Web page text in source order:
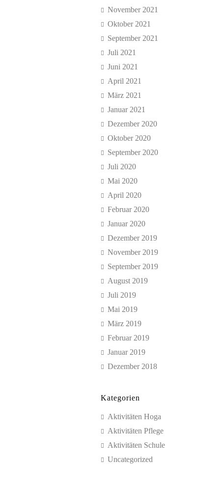
November 2021
Oktober 2021
September 2021
Juli 2021
Juni 2021
April 2021
März 2021
Januar 2021
Dezember 2020
Oktober 2020
September 2020
Juli 2020
Mai 2020
April 2020
Februar 2020
Januar 2020
Dezember 2019
November 2019
September 2019
August 2019
Juli 2019
Mai 2019
März 2019
Februar 2019
Januar 2019
Dezember 2018
Kategorien
Aktivitäten Hoga
Aktivitäten Pflege
Aktivitäten Schule
Uncategorized